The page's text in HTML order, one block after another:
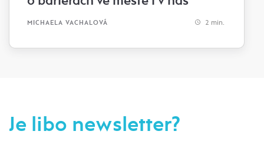
MICHAELA VACHALOVÁ 2 min.
Je libo newsletter?